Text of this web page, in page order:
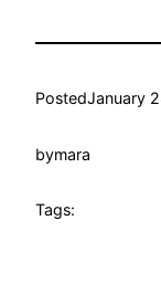
PostedJanuary
bymara
Tags: